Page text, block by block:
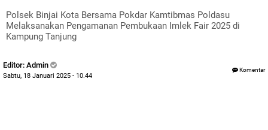
Polsek Binjai Kota Bersama Pokdar Kamtibmas Poldasu
Melaksanakan Pengamanan Pembukaan Imlek Fair 2025 di
Kampung Tanjung
Editor: Admin
Sabtu, 18 Januari 2025 - 10.44
Komentar